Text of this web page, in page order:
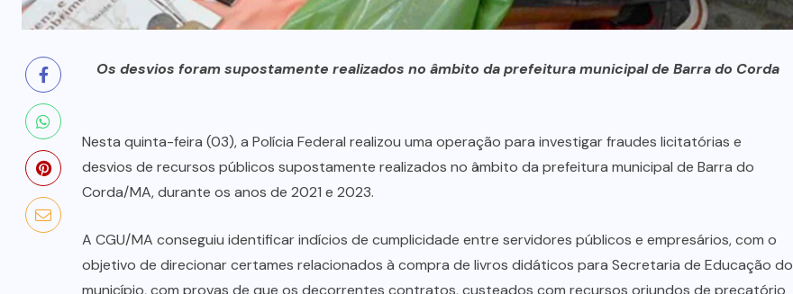
Os desvios foram supostamente realizados no âmbito da prefeitura municipal de Barra do Corda
Nesta quinta-feira (03), a Polícia Federal realizou uma operação para investigar fraudes licitatórias e
desvios de recursos públicos supostamente realizados no âmbito da prefeitura municipal de Barra do
Corda/MA, durante os anos de 2021 e 2023.
A CGU/MA conseguiu identificar indícios de cumplicidade entre servidores públicos e empresários, com o
objetivo de direcionar certames relacionados à compra de livros didáticos para Secretaria de Educação do
município, com provas de que os decorrentes contratos, custeados com recursos oriundos de precatório